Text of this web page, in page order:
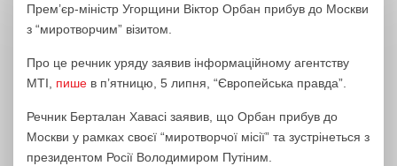
Прем’єр-міністр Угорщини Віктор Орбан прибув до Москви
з “миротворчим” візитом.
Про це речник уряду заявив інформаційному агентству
MTI, пише в п’ятницю, 5 липня, “Європейська правда”.
Речник Берталан Хавасі заявив, що Орбан прибув до
Москви у рамках своєї “миротворчої місії” та зустрінеться з
президентом Росії Володимиром Путіним.